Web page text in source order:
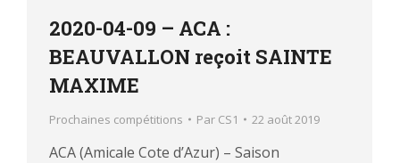
2020-04-09 – ACA :
BEAUVALLON reçoit SAINTE
MAXIME
Prochaines compétitions Par CS1 22 août 2019
ACA (Amicale Cote d’Azur) – Saison